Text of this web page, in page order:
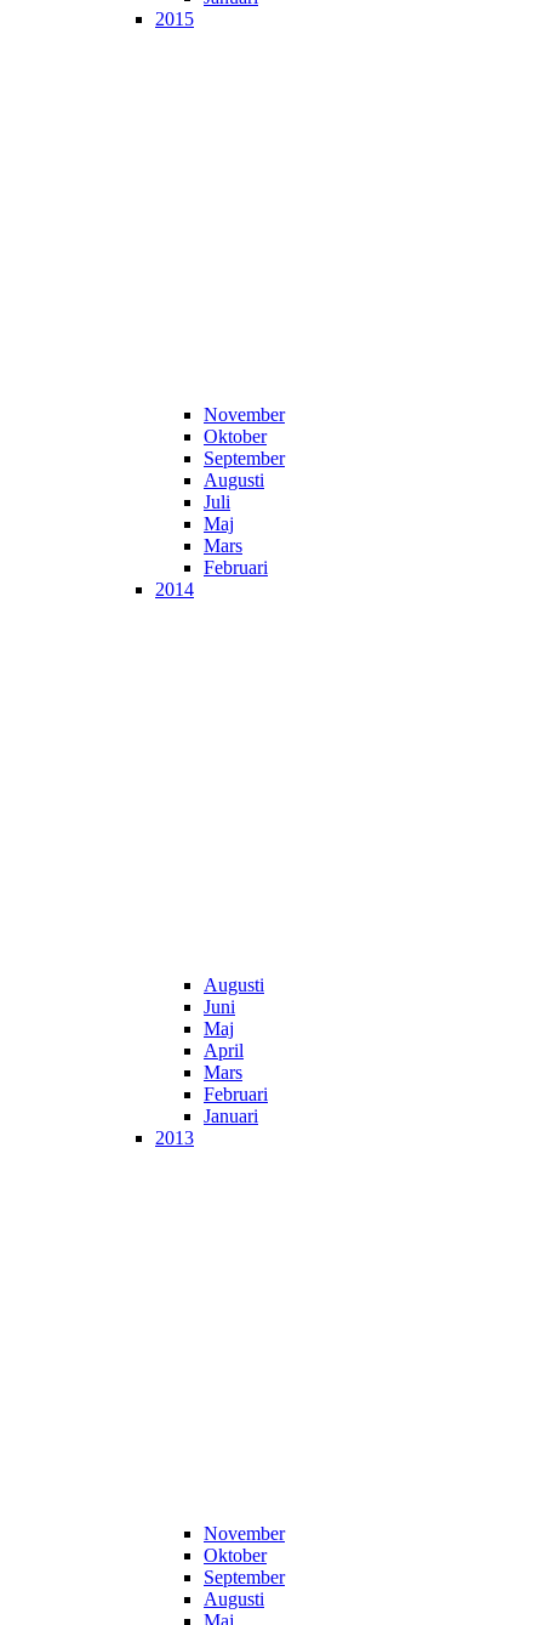
2015
November
Oktober
September
Augusti
Juli
Maj
Mars
Februari
2014
Augusti
Juni
Maj
April
Mars
Februari
Januari
2013
November
Oktober
September
Augusti
Maj